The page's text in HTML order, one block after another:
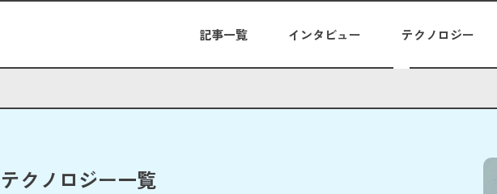
記事一覧 インタビュー テクノロジー
テクノロジー一覧